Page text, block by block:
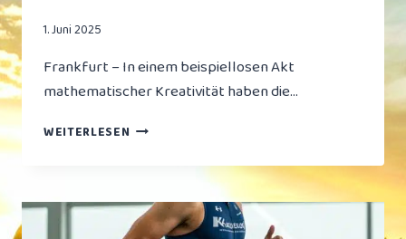
1. Juni 2025
Frankfurt – In einem beispiellosen Akt
mathematischer Kreativität haben die…
WEITERLESEN FRANKFURTER
PREISMODELL
EIN: